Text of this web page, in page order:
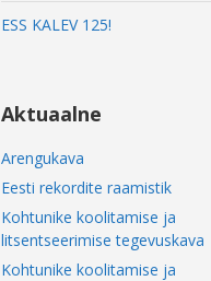
ESS KALEV 125!
Aktuaalne
Arengukava
Eesti rekordite raamistik
Kohtunike koolitamise ja
litsentseerimise tegevuskava
Kohtunike koolitamise ja